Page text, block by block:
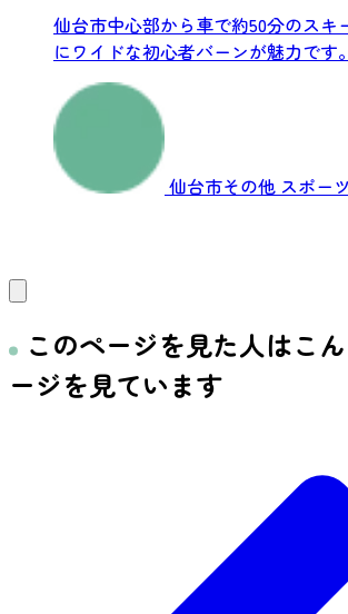
仙台市中心部から車で約50分のスキ
にワイドな初心者バーンが魅力です
スキ...
仙台市その他 スポーツ
このページを見た人はこ
ージを見ています